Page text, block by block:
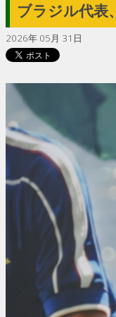
ブラジル代表
2026年 05月 31日